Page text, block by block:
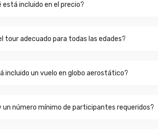
está incluido en el precio?
tour adecuado para todas las edades?
incluido un vuelo en globo aerostático?
un número mínimo de participantes requeridos?